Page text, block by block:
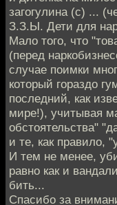
загогулина (с) ...
З.З.Ы. Дети для
Мало того, что
(перед
случае поимки
который гораздо
последний, как
мире!), учитывая
обстоятельства"
и те, как правило,
И тем не менее,
равно как и
бить...
Спасибо за